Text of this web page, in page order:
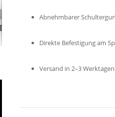
Abnehmbarer
Direkte Befestigung am
Versand in 2–3